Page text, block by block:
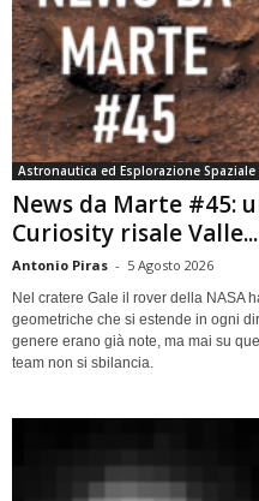
Astronautica ed Esplorazione Spaziale
News da Marte #45:
Curiosity risale Valle...
Antonio Piras - 5 Agosto 2026
Nel cratere Gale il rover della NASA
geometriche che si estende in ogni
genere erano già note, ma mai su
team non si sbilancia.